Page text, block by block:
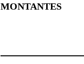
MONTANTES